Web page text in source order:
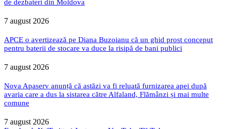
de dezbateri din Moldova
7 august 2026
APCE o avertizează pe Diana Buzoianu că un ghid prost conceput
pentru baterii de stocare va duce la risipă de bani publici
7 august 2026
Nova Apaserv anunță că astăzi va fi reluată furnizarea apei după
avaria care a dus la sistarea către Alfaland, Flămânzi și mai multe
comune
7 august 2026